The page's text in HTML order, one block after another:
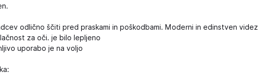
odlično ščiti pred praskami in poškodbami. Moderni in edinstven videz
za oči. je bilo lepljeno
uporabo je na voljo